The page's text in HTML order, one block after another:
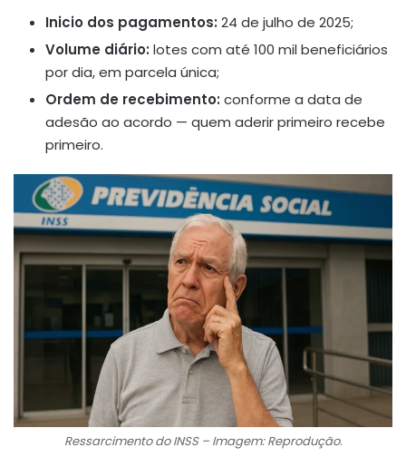
Inicio dos pagamentos: 24 de julho de 2025;
Volume diário: lotes com até 100 mil beneficiários
por dia, em parcela única;
Ordem de recebimento: conforme a data de
adesão ao acordo — quem aderir primeiro recebe
primeiro.
Ressarcimento do INSS – Imagem: Reprodução.